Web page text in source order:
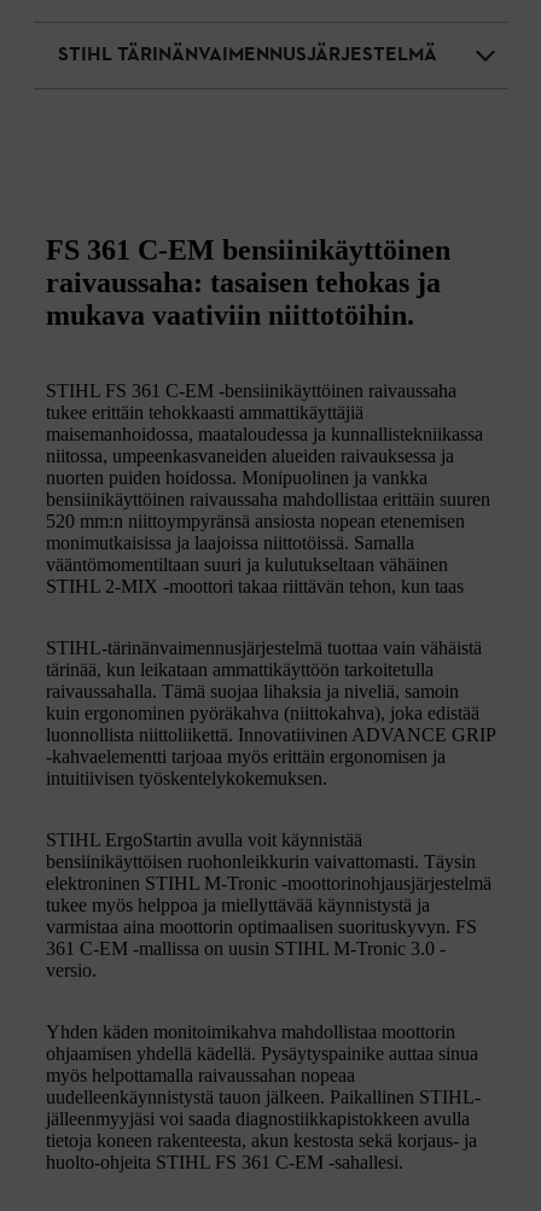
STIHL TÄRINÄNVAIMENNUSJÄRJESTELMÄ
FS 361 C-EM bensiinikäyttöinen
raivaussaha: tasaisen tehokas ja
mukava vaativiin niittotöihin.
STIHL FS 361 C-EM -bensiinikäyttöinen raivaussaha
tukee erittäin tehokkaasti ammattikäyttäjiä
maisemanhoidossa, maataloudessa ja kunnallistekniikassa
niitossa, umpeenkasvaneiden alueiden raivauksessa ja
nuorten puiden hoidossa. Monipuolinen ja vankka
bensiinikäyttöinen raivaussaha mahdollistaa erittäin suuren
520 mm:n niittoympyränsä ansiosta nopean etenemisen
monimutkaisissa ja laajoissa niittotöissä. Samalla
vääntömomentiltaan suuri ja kulutukseltaan vähäinen
STIHL 2-MIX -moottori takaa riittävän tehon, kun taas
STIHL-tärinänvaimennusjärjestelmä tuottaa vain vähäistä
tärinää, kun leikataan ammattikäyttöön tarkoitetulla
raivaussahalla. Tämä suojaa lihaksia ja niveliä, samoin
kuin ergonominen pyöräkahva (niittokahva), joka edistää
luonnollista niittoliikettä. Innovatiivinen ADVANCE GRIP
-kahvaelementti tarjoaa myös erittäin ergonomisen ja
intuitiivisen työskentelykokemuksen.
STIHL ErgoStartin avulla voit käynnistää
bensiinikäyttöisen ruohonleikkurin vaivattomasti. Täysin
elektroninen STIHL M-Tronic -moottorinohjausjärjestelmä
tukee myös helppoa ja miellyttävää käynnistystä ja
varmistaa aina moottorin optimaalisen suorituskyvyn. FS
361 C-EM -mallissa on uusin STIHL M-Tronic 3.0 -
versio.
Yhden käden monitoimikahva mahdollistaa moottorin
ohjaamisen yhdellä kädellä. Pysäytyspainike auttaa sinua
myös helpottamalla raivaussahan nopeaa
uudelleenkäynnistystä tauon jälkeen. Paikallinen STIHL-
jälleenmyyjäsi voi saada diagnostiikkapistokkeen avulla
tietoja koneen rakenteesta, akun kestosta sekä korjaus- ja
huolto-ohjeita STIHL FS 361 C-EM -sahallesi.